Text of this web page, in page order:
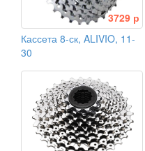
3729 р
Кассета 8-ск, ALIVIO, 11-
30